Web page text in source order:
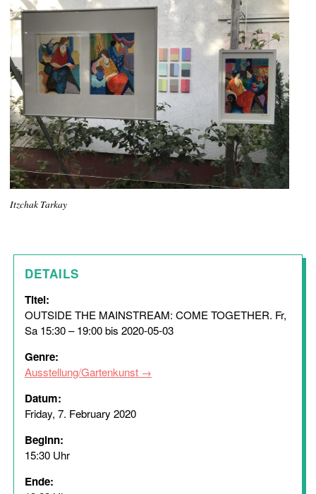
Itzchak Tarkay
DETAILS
Titel:
OUTSIDE THE MAINSTREAM: COME TOGETHER. Fr,
Sa 15:30 – 19:00 bis 2020-05-03
Genre:
Ausstellung/Gartenkunst
Datum:
Friday, 7. February 2020
Beginn:
15:30 Uhr
Ende: